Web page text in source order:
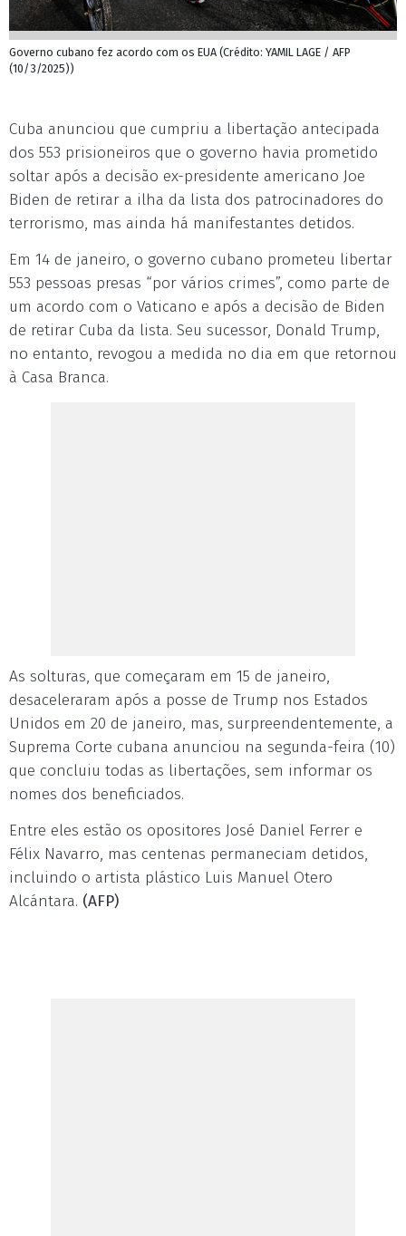
Governo cubano fez acordo com os EUA (Crédito: YAMIL LAGE / AFP
(10/3/2025))
Cuba anunciou que cumpriu a libertação antecipada
dos 553 prisioneiros que o governo havia prometido
soltar após a decisão ex-presidente americano Joe
Biden de retirar a ilha da lista dos patrocinadores do
terrorismo, mas ainda há manifestantes detidos.
Em 14 de janeiro, o governo cubano prometeu libertar
553 pessoas presas “por vários crimes”, como parte de
um acordo com o Vaticano e após a decisão de Biden
de retirar Cuba da lista. Seu sucessor, Donald Trump,
no entanto, revogou a medida no dia em que retornou
à Casa Branca.
As solturas, que começaram em 15 de janeiro,
desaceleraram após a posse de Trump nos Estados
Unidos em 20 de janeiro, mas, surpreendentemente, a
Suprema Corte cubana anunciou na segunda-feira (10)
que concluiu todas as libertações, sem informar os
nomes dos beneficiados.
Entre eles estão os opositores José Daniel Ferrer e
Félix Navarro, mas centenas permaneciam detidos,
incluindo o artista plástico Luis Manuel Otero
Alcántara. (AFP)